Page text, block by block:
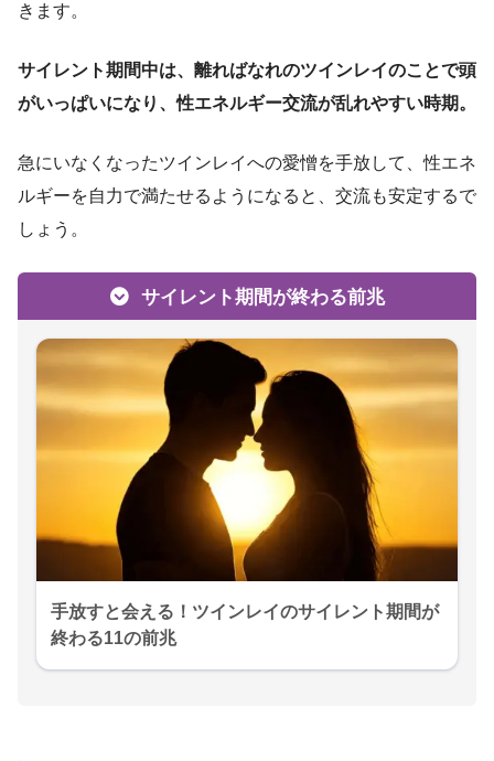
きます。
サイレント期間中は、離ればなれのツインレイのことで頭
がいっぱいになり、性エネルギー交流が乱れやすい時期。
急にいなくなったツインレイへの愛憎を手放して、性エネ
ルギーを自力で満たせるようになると、交流も安定するで
しょう。
サイレント期間が終わる前兆
手放すと会える！ツインレイのサイレント期間が
終わる11の前兆